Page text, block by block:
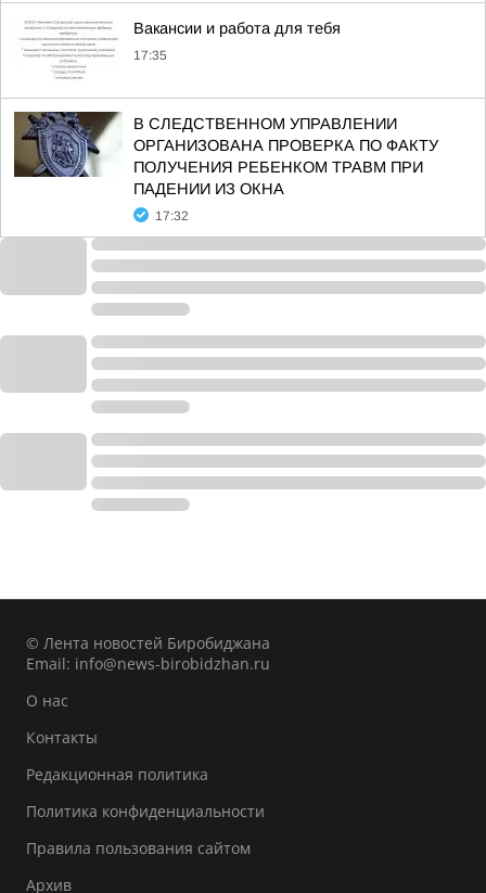
Вакансии и работа для тебя
17:35
В СЛЕДСТВЕННОМ УПРАВЛЕНИИ
ОРГАНИЗОВАНА ПРОВЕРКА ПО ФАКТУ
ПОЛУЧЕНИЯ РЕБЕНКОМ ТРАВМ ПРИ
ПАДЕНИИ ИЗ ОКНА
17:32
© Лента новостей Биробиджана
Email: info@news-birobidzhan.ru
О нас
Контакты
Редакционная политика
Политика конфиденциальности
Правила пользования сайтом
Архив